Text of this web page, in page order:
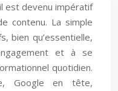
est devenu impératif
contenu. La simple
bien qu’essentielle,
et à se
quotidien.
Google en tête,